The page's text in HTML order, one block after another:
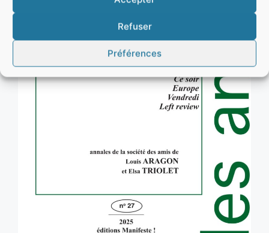
Refuser
Préférences